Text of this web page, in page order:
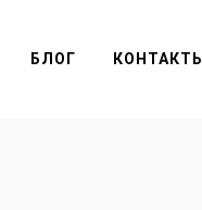
БЛОГ КОНТАКТЫ